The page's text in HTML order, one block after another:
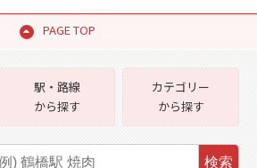
PAGE TOP
駅・路線
から探す
カテゴリー
から探す
検索